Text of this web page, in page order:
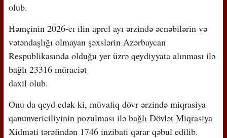
olub.
Həmçinin 2026-cı ilin aprel ayı ərzində əcnəbilərin və
vətəndaşlığı olmayan şəxslərin Azərbaycan
Respublikasında olduğu yer üzrə qeydiyyata alınması ilə
bağlı 23316 müraciət
daxil olub.
Onu da qeyd edək ki, müvafiq dövr ərzində miqrasiya
qanunvericiliyinin pozulması ilə bağlı Dövlət Miqrasiya
Xidməti tərəfindən 1746 inzibati qərar qəbul edilib.